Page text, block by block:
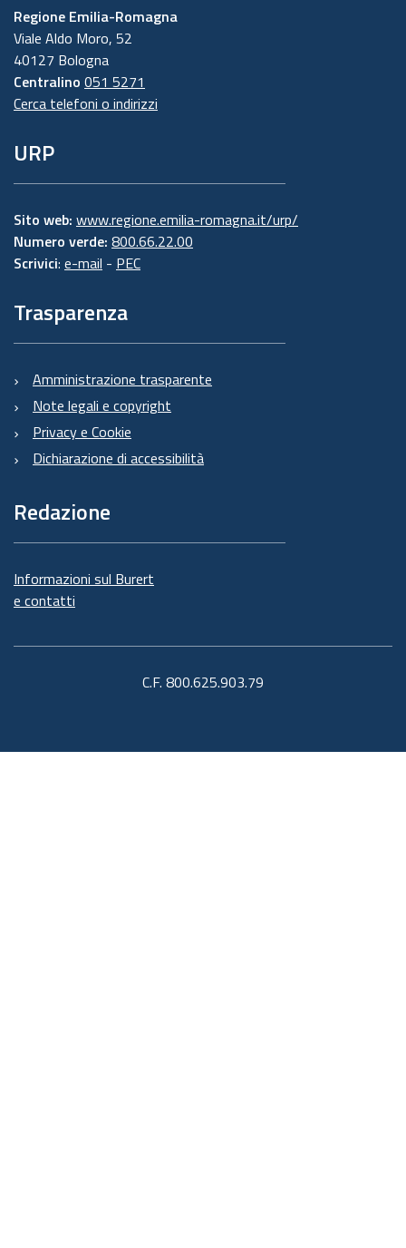
Regione Emilia-Romagna
Viale Aldo Moro, 52
40127 Bologna
Centralino 051 5271
Cerca telefoni o indirizzi
URP
Sito web: www.regione.emilia-romagna.it/urp/
Numero verde: 800.66.22.00
Scrivici: e-mail - PEC
Trasparenza
Amministrazione trasparente
Note legali e copyright
Privacy e Cookie
Dichiarazione di accessibilità
Redazione
Informazioni sul Burert
e contatti
C.F. 800.625.903.79